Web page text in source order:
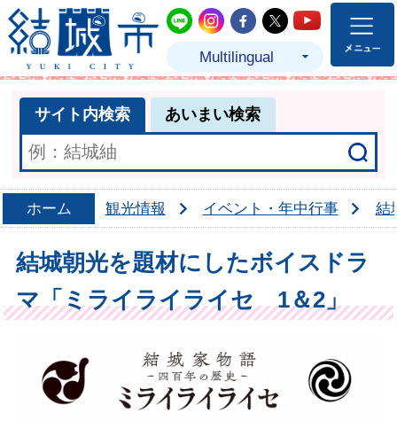
結城市公式LINE
結城市公式Instagram
結城市公式
結城市公式
結城市
Multilingual
サイト内検索 あいまい検索
ホーム 観光情報 イベント・年中行事 結
結城朝光を題材にしたボイスドラ
マ「ミライライライセ 1＆2」